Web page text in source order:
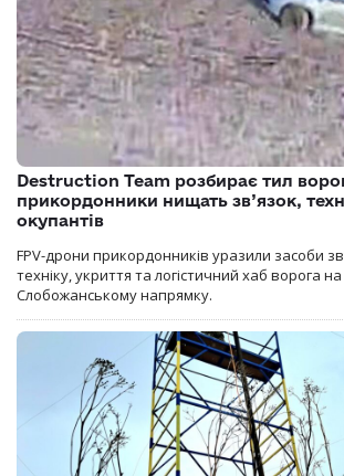
Destruction Team розбирає тил
прикордонники нищать зв’язок,
окупантів
FPV-дрони прикордонників уразили засоби
техніку, укриття та логістичний хаб ворога
Слобожанському напрямку.